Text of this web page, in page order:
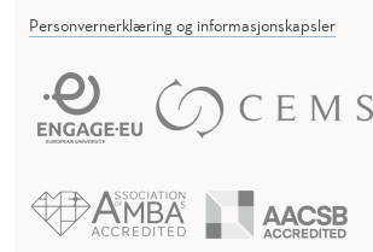
Personvernerklæring og informasjonskapsler